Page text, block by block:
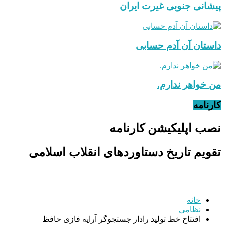
پیشانی جنوبی غیرت ایران
داستان آن آدم حسابی
من خواهر ندارم.
کارنامه
نصب اپلیکیشن کارنامه
تقویم تاریخ دستاوردهای انقلاب اسلامی
خانه
نظامی
افتتاح خط تولید رادار جستجوگر آرایه فازی حافظ